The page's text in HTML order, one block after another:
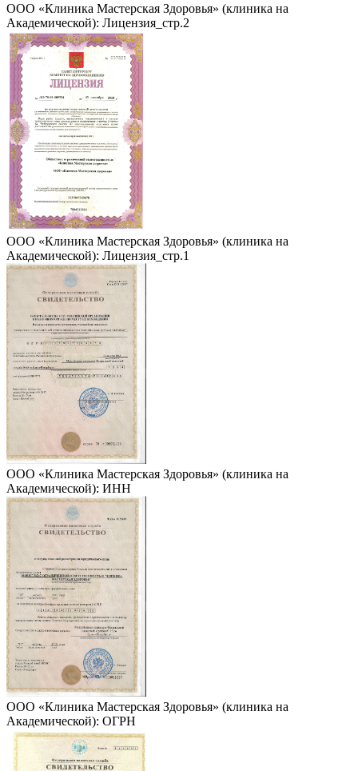
ООО «Клиника Мастерская Здоровья» (клиника на
Академической): Лицензия_стр.2
ООО «Клиника Мастерская Здоровья» (клиника на
Академической): Лицензия_стр.1
ООО «Клиника Мастерская Здоровья» (клиника на
Академической): ИНН
ООО «Клиника Мастерская Здоровья» (клиника на
Академической): ОГРН